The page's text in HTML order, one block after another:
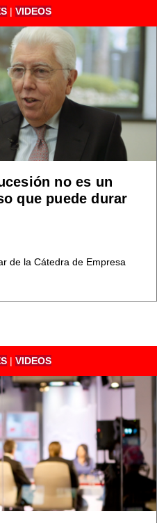
| VIDEOS
no es un
que puede durar
de la Cátedra de Empresa
| VIDEOS